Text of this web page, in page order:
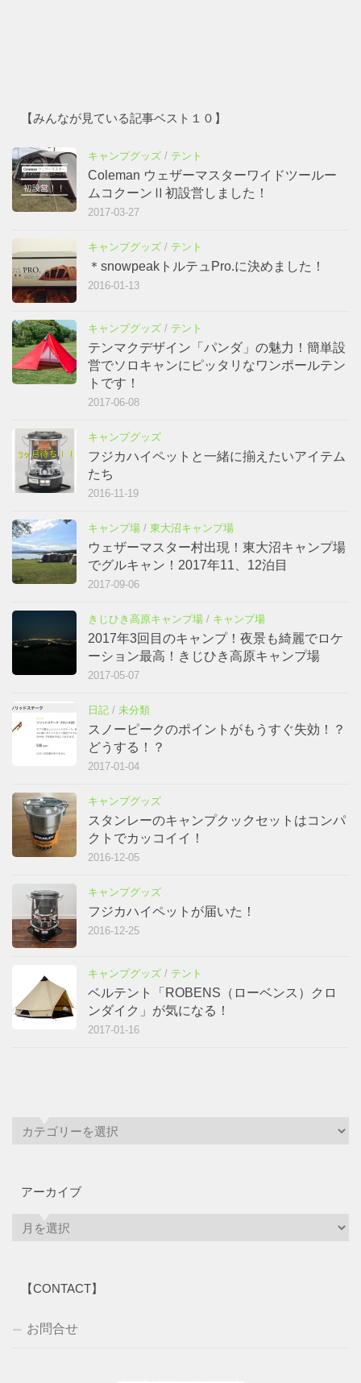
【みんなが見ている記事ベスト１０】
キャンプグッズ / テント
Coleman ウェザーマスターワイドツールー
ムコクーンⅡ初設営しました！
2017-03-27
キャンプグッズ / テント
＊snowpeakトルテュPro.に決めました！
2016-01-13
キャンプグッズ / テント
テンマクデザイン「パンダ」の魅力！簡単設
営でソロキャンにピッタリなワンポールテン
トです！
2017-06-08
キャンプグッズ
フジカハイペットと一緒に揃えたいアイテム
たち
2016-11-19
キャンプ場 / 東大沼キャンプ場
ウェザーマスター村出現！東大沼キャンプ場
でグルキャン！2017年11、12泊目
2017-09-06
きじひき高原キャンプ場 / キャンプ場
2017年3回目のキャンプ！夜景も綺麗でロケ
ーション最高！きじひき高原キャンプ場
2017-05-07
日記 / 未分類
スノーピークのポイントがもうすぐ失効！？
どうする！？
2017-01-04
キャンプグッズ
スタンレーのキャンプクックセットはコンパ
クトでカッコイイ！
2016-12-05
キャンプグッズ
フジカハイペットが届いた！
2016-12-25
キャンプグッズ / テント
ベルテント「ROBENS（ローベンス）クロ
ンダイク」が気になる！
2017-01-16
アーカイブ
【CONTACT】
お問合せ